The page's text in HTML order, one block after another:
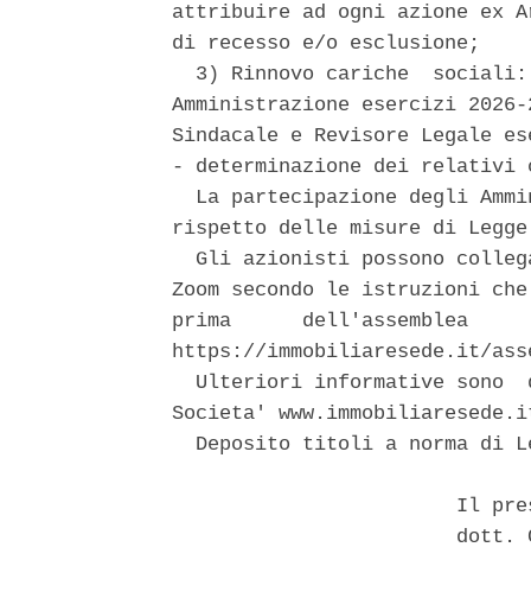
attribuire ad ogni azione ex
di recesso e/o esclusione;
3) Rinnovo cariche
Amministrazione esercizi
Sindacale e Revisore Legale
- determinazione dei relativi
La partecipazione degli
rispetto delle misure di
Gli azionisti possono
Zoom secondo le istruzioni
prima      dell'assemblea
https://immobiliaresede.it/
Ulteriori informative sono
Societa'
Deposito titoli a norma di
Il